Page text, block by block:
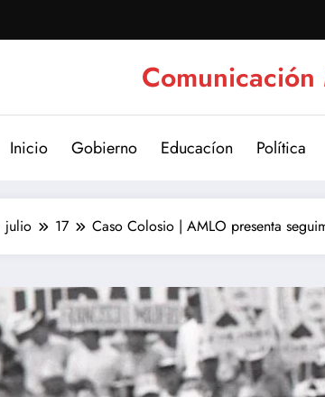
Comunicación
Inicio Gobierno Educacíon Política
julio 17 Caso Colosio | AMLO presenta